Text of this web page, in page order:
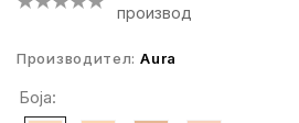
производ
Производител: Aura
Боја: